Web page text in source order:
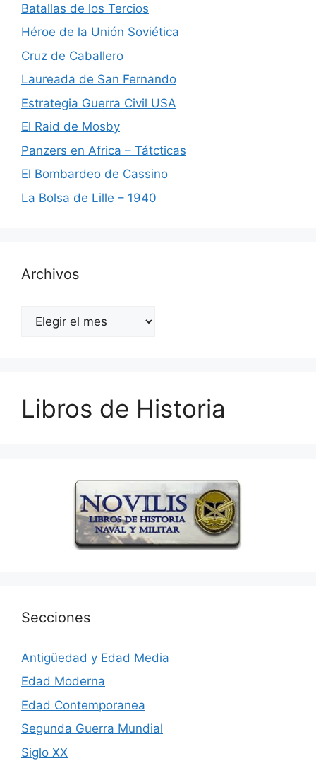
Batallas de los Tercios
Héroe de la Unión Soviética
Cruz de Caballero
Laureada de San Fernando
Estrategia Guerra Civil USA
El Raid de Mosby
Panzers en Africa – Tátcticas
El Bombardeo de Cassino
La Bolsa de Lille – 1940
Archivos
Archivos
Libros de Historia
Secciones
Antigüedad y Edad Media
Edad Moderna
Edad Contemporanea
Segunda Guerra Mundial
Siglo XX